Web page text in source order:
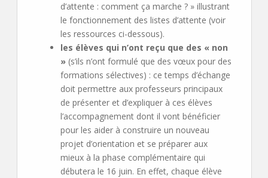
d’attente : comment ça marche ? » illustrant
le fonctionnement des listes d’attente (voir
les ressources ci-dessous).
les élèves qui n’ont reçu que des « non
» (s’ils n’ont formulé que des vœux pour des
formations sélectives) : ce temps d’échange
doit permettre aux professeurs principaux
de présenter et d’expliquer à ces élèves
l’accompagnement dont il vont bénéficier
pour les aider à construire un nouveau
projet d’orientation et se préparer aux
mieux à la phase complémentaire qui
débutera le 16 juin. En effet, chaque élève